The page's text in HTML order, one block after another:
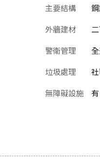
主要結構
外牆建材
警衛管理
垃圾處理
無障礙設施